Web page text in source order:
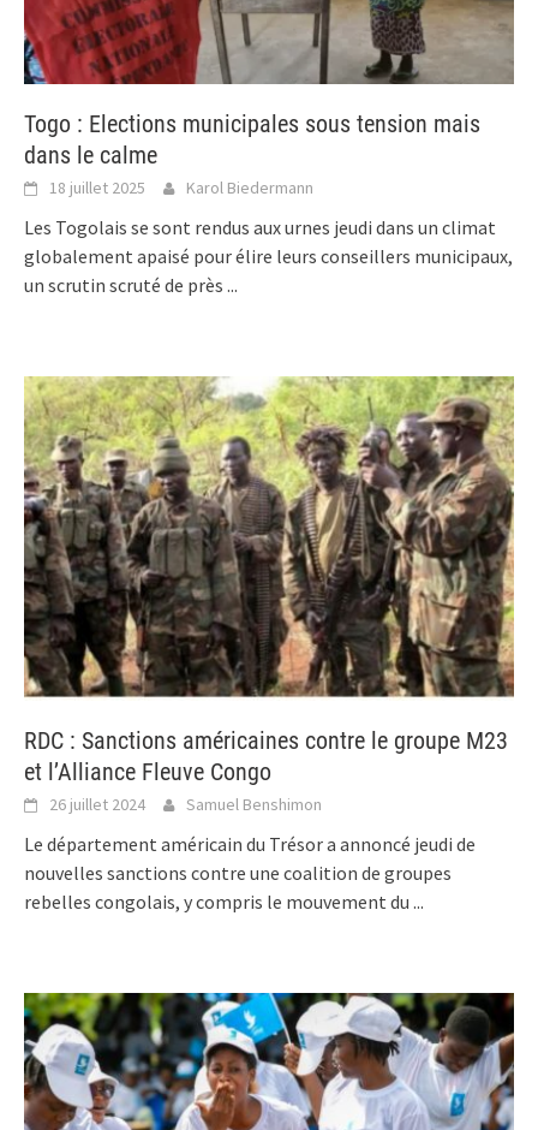
Togo : Elections municipales sous tension mais
dans le calme
18 juillet 2025 Karol Biedermann
Les Togolais se sont rendus aux urnes jeudi dans un climat
globalement apaisé pour élire leurs conseillers municipaux,
un scrutin scruté de près ...
RDC : Sanctions américaines contre le groupe M23
et l’Alliance Fleuve Congo
26 juillet 2024 Samuel Benshimon
Le département américain du Trésor a annoncé jeudi de
nouvelles sanctions contre une coalition de groupes
rebelles congolais, y compris le mouvement du ...